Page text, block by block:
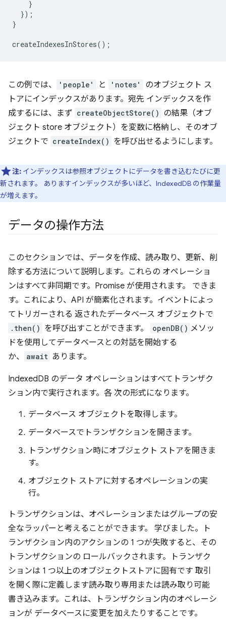
}
});
}
createIndexesInStores();
この例では、 'people' と 'notes'
のオブジェクト ス
トアにインデックスがあります。宛先 インデックスを作
成するには、まず createObjectStore() の結果（オブ
ジェクト store オブジェクト）を変数に格納し、そのオブ
ジェクトで createIndex() を呼び出せるようにします。
注: インデックスは参照オブジェクトにデータを書き込むたびに更
新されます。 ありますインデックスが多いほど、IndexedDB の作業量
が増えます。
データの操作方法
このセクションでは、データを作成、読み取り、更新、削
除する方法について説明します。これらの オペレーショ
ンはすべて非同期です。Promise が使用されます。 できま
す。これにより、API が簡素化されます。イベントによっ
てトリガーされる 返されたデータベース オブジェクトで
.then() を呼び出すことができます。 openDB() メソッ
ドを使用してデータベースとの対話を開始する
か、
await あります。
IndexedDB のデータ オペレーションはすべてトランザク
ション内で実行されます。各 次の形式になります。
データベース オブジェクトを取得します。
データベースでトランザクションを開きます。
トランザクション時にオブジェクト ストアを開きま
す。
オブジェクト ストアに対するオペレーションの実
行。
トランザクションは、オペレーションまたはグループの安
全なラッパーと考えることができます。 学びました。ト
ランザクション内のアクションの 1 つが失敗すると、その
トランザクションの ロールバックされます。トランザク
ションは 1 つ以上のオブジェクトストアに固有です 取引
を開く際に定義します読み取り専用または読み取り可能
書き込みます。これは、トランザクション内のオペレーシ
ョンが データベースに変更を加えたりすることです。